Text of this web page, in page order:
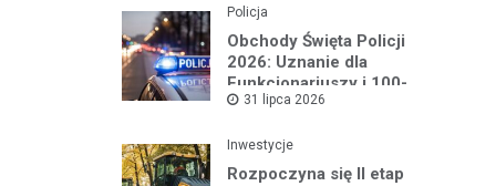
Policja
Obchody Święta Policji
2026: Uznanie dla
Funkcjonariuszy i 100-
lecie Dzielnicowych
31 lipca 2026
Inwestycje
Rozpoczyna się II etap